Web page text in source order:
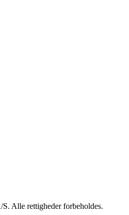
Alle rettigheder forbeholdes.